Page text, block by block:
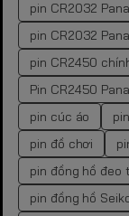
pin CR2032
pin CR2032
pin CR2450
Pin CR2450
pin cúc áo
pin đồ chơi
pin đồng hồ đeo
pin đồng hồ